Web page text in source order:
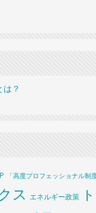
は？
「高度プロフェッショナル制
ス エネルギー政策